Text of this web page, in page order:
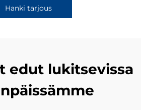
Hanki tarjous
edut lukitsevissa